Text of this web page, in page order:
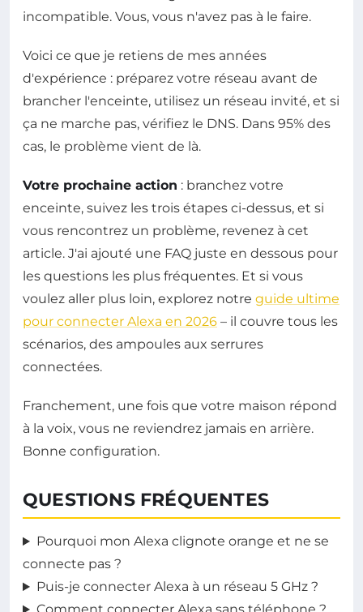
incompatible. Vous, vous n'avez pas à le faire.
Voici ce que je retiens de mes années
d'expérience : préparez votre réseau avant de
brancher l'enceinte, utilisez un réseau invité, et si
ça ne marche pas, vérifiez le DNS. Dans 95% des
cas, le problème vient de là.
Votre prochaine action : branchez votre
enceinte, suivez les trois étapes ci-dessus, et si
vous rencontrez un problème, revenez à cet
article. J'ai ajouté une FAQ juste en dessous pour
les questions les plus fréquentes. Et si vous
voulez aller plus loin, explorez notre guide ultime
pour connecter Alexa en 2026 – il couvre tous les
scénarios, des ampoules aux serrures
connectées.
Franchement, une fois que votre maison répond
à la voix, vous ne reviendrez jamais en arrière.
Bonne configuration.
QUESTIONS FRÉQUENTES
Pourquoi mon Alexa clignote orange et ne se
connecte pas ?
Puis-je connecter Alexa à un réseau 5 GHz ?